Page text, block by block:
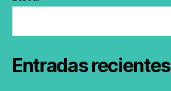
Entradas recientes